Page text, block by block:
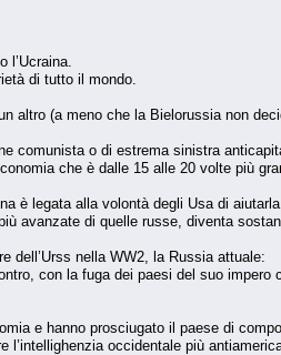
l’Ucraina.
di tutto il mondo.
altro (a meno che la Bielorussia non
comunista o di estrema sinistra
che è dalle 15 alle 20 volte più
è legata alla volontà degli Usa di
avanzate di quelle russe, diventa
dell’Urss nella WW2, la Russia attuale:
con la fuga dei paesi del suo
e hanno prosciugato il paese di
occidentale più